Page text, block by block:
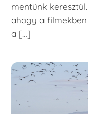
mentünk
ahogy a filmekben
a […]